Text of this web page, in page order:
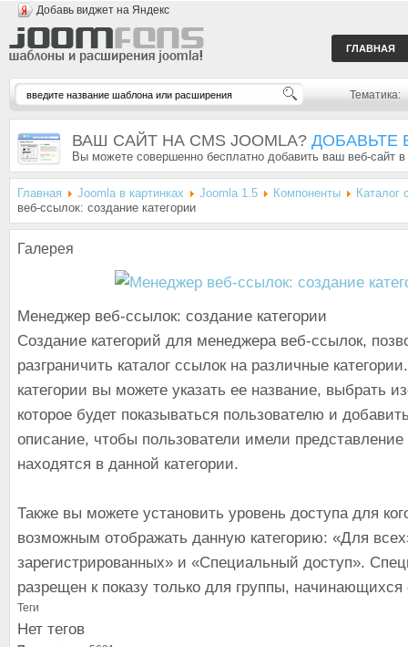
Добавь виджет на Яндекс
ГЛАВНАЯ
Тематика:
ВАШ САЙТ НА CMS JOOMLA? ДОБАВЬТЕ
Вы можете совершенно бесплатно добавить ваш веб-сайт
Главная Joomla в картинках Joomla 1.5 Компоненты
Каталог
веб-ссылок: создание категории
Галерея
Менеджер веб-ссылок: создание категории
Создание категорий для менеджера веб-ссылок,
разграничить каталог ссылок на различные
категории вы можете указать ее название, выбрать
которое будет показываться пользователю и
описание, чтобы пользователи имели представление
находятся в данной категории.
Также вы можете установить уровень доступа для
возможным отображать данную категорию: «Для
зарегистрированных» и «Специальный доступ».
разрещен к показу только для группы, начинающихся
Теги
Нет тегов